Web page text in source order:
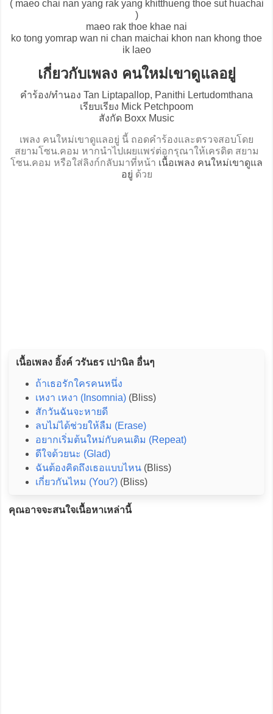
( maeo chai nan yang rak yang khitthueng thoe sut huachai
)
maeo rak thoe khae nai
ko tong yomrap wan ni chan maichai khon nan khong thoe
ik laeo
เกี่ยวกับเพลง คนใหม่เขาดูแลอยู่
คำร้อง/ทำนอง Tan Liptapallop, Panithi Lertudomthana
เรียบเรียง Mick Petchpoom
สังกัด Boxx Music
เพลง คนใหม่เขาดูแลอยู่ นี้ ถอดคำร้องและตรวจสอบโดย
สยามโซน.คอม หากนำไปเผยแพร่ต่อกรุณาให้เครดิต สยาม
โซน.คอม หรือใส่ลิงก์กลับมาที่หน้า เนื้อเพลง คนใหม่เขาดูแล
อยู่ ด้วย
เนื้อเพลง อิ้งค์ วรันธร เปานิล อื่นๆ
ถ้าเธอรักใครคนหนึ่ง
เหงา เหงา (Insomnia)(Bliss)
สักวันฉันจะหายดี
ลบไม่ได้ช่วยให้ลืม (Erase)
อยากเริ่มต้นใหม่กับคนเดิม (Repeat)
ดีใจด้วยนะ (Glad)
ฉันต้องคิดถึงเธอแบบไหน(Bliss)
เกี่ยวกันไหม (You?)(Bliss)
คุณอาจจะสนใจเนื้อหาเหล่านี้